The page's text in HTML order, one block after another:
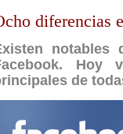
diferencias
notables
Hoy
de